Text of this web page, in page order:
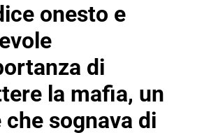
onesto e
di
la mafia, un
che sognava di